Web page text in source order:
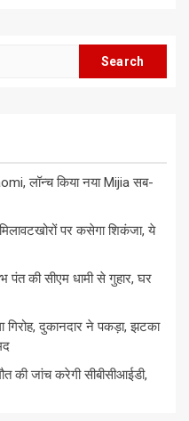
लॉन्च किया नया Mijia सब-
पर कसेगा शिकंजा, ये
की सीएम धामी से गुहार, घर
दुकानदार ने पकड़ा, झटका
की जांच करेगी सीबीसीआईडी,